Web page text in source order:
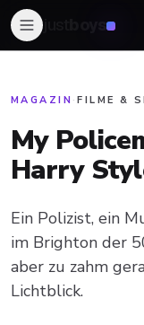
boys
MAGAZIN ·FILME &
My
Harry
Ein Polizist, ein
im Brighton der
aber zu zahm
Lichtblick.